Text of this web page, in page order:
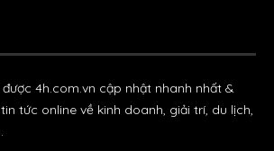
4h.com.vn cập nhật nhanh nhất &
tức online về kinh doanh, giải trí, du lịch,